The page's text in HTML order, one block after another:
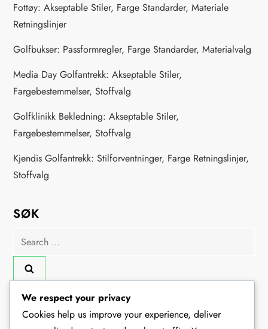
Fottøy: Akseptable Stiler, Farge Standarder, Materiale
Retningslinjer
Golfbukser: Passformregler, Farge Standarder, Materialvalg
Media Day Golfantrekk: Akseptable Stiler,
Fargebestemmelser, Stoffvalg
Golfklinikk Bekledning: Akseptable Stiler,
Fargebestemmelser, Stoffvalg
Kjendis Golfantrekk: Stilforventninger, Farge Retningslinjer,
Stoffvalg
SØK
Search
for:
KATEGORIER
We respect your privacy
Cookies help us improve your experience, deliver